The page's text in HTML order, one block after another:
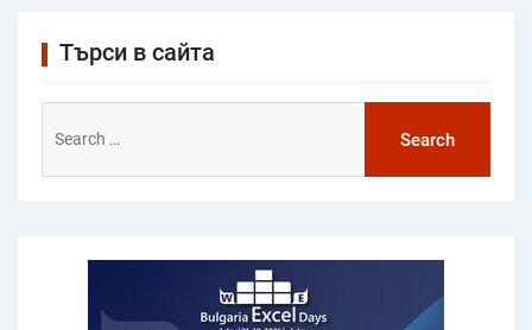
Търси в сайта
for: